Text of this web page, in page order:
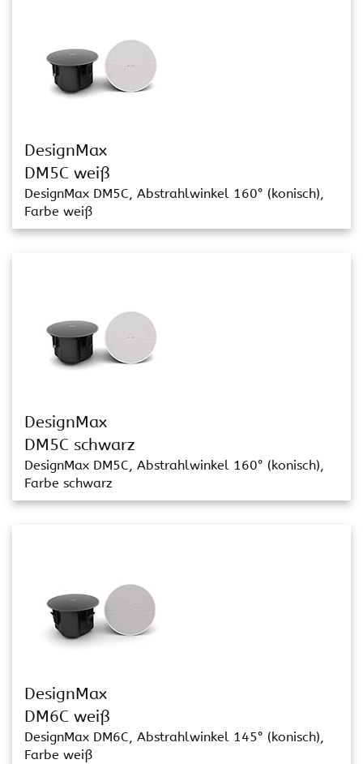
DesignMax
DM5C weiß
DesignMax DM5C, Abstrahlwinkel 160° (konisch),
Farbe weiß
DesignMax
DM5C schwarz
DesignMax DM5C, Abstrahlwinkel 160° (konisch),
Farbe schwarz
DesignMax
DM6C weiß
DesignMax DM6C, Abstrahlwinkel 145° (konisch),
Farbe weiß